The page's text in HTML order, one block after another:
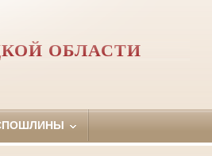
ОБЛАСТИ